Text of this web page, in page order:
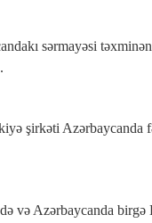
sərmayəsi
şirkəti Azərbaycanda
və Azərbaycanda birgə